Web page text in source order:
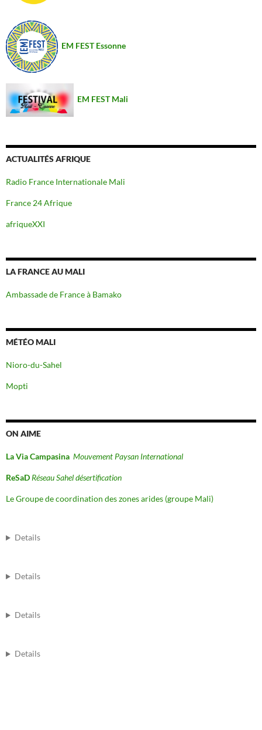
EM FEST Essonne
EM FEST Mali
ACTUALITÉS AFRIQUE
Radio France Internationale Mali
France 24 Afrique
afriqueXXI
LA FRANCE AU MALI
Ambassade de France à Bamako
MÉTÉO MALI
Nioro-du-Sahel
Mopti
ON AIME
La Via Campasina Mouvement Paysan International
ReSaD Réseau Sahel désertification
Le Groupe de coordination des zones arides (groupe Mali)
Details
Details
Details
Details